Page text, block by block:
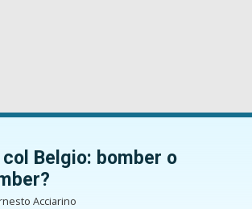
Belgio: bomber o
Acciarino